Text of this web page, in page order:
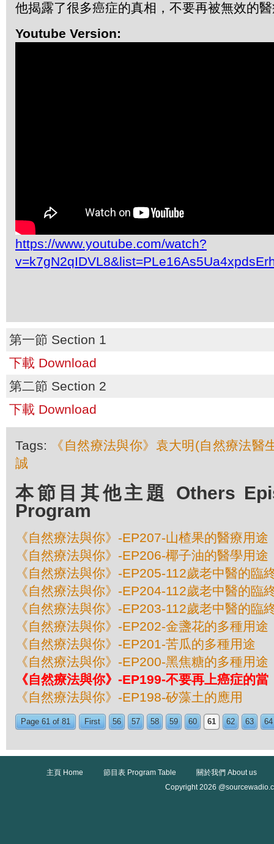
他揭露了很多癌症的真相，不要再被無效的
Youtube Version:
https://www.youtube.com/watch?
第一節 Section 1
下載 Download
第二節 Section 2
下載 Download
Tags:
《自然療法與你》袁大明(自然療法醫
誠
本節目其他主題 Others
Program
《自然療法與你》-EP207-山楂果的醫療用途
《自然療法與你》-EP206-椰子油的醫學用途
《自然療法與你》-EP205-112歲老中醫的臨
《自然療法與你》-EP204-112歲老中醫的臨
《自然療法與你》-EP203-112歲老中醫的臨
《自然療法與你》-EP202-金盞花的多種用途
《自然療法與你》-EP201-苦瓜的多種用途
《自然療法與你》-EP200-黑焦糖的多種用途
《自然療法與你》-EP199-不要再上癌症的當
《自然療法與你》-EP198-矽藻土的應用
Page 61 of 81 First 56 57 58 59 60 61 62 63 64
主頁 Home 節目表 Program Table
關於我們 About us
Copyright 2026